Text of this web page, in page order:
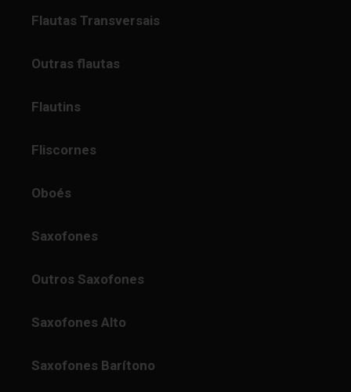
Flautas Transversais
Outras flautas
Flautins
Fliscornes
Oboés
Saxofones
Outros Saxofones
Saxofones Alto
Saxofones Barítono